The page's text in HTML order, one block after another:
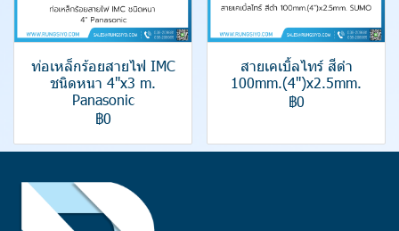
ท่อเหล็กร้อยสายไฟ IMC
ชนิดหนา 4"x3 m.
Panasonic
฿0
สายเคเบิ้ลไทร์ สีดำ
100mm.(4")x2.5mm.
฿0